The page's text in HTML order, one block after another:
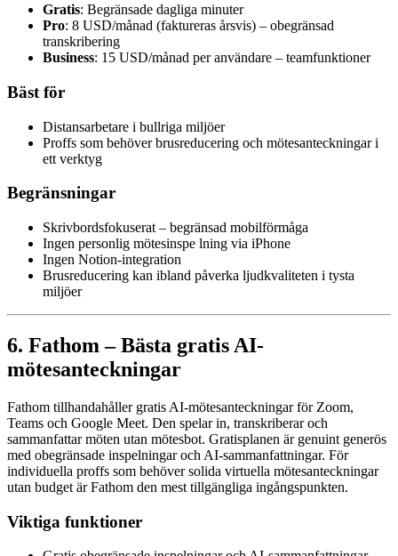
Gratis: Begränsade dagliga minuter
Pro: 8 USD/månad (faktureras årsvis) – obegränsad
transkribering
Business: 15 USD/månad per användare – teamfunktioner
Bäst för
Distansarbetare i bullriga miljöer
Proffs som behöver brusreducering och mötesanteckningar i
ett verktyg
Begränsningar
Skrivbordsfokuserat – begränsad mobilförmåga
Ingen personlig mötesinspe lning via iPhone
Ingen Notion-integration
Brusreducering kan ibland påverka ljudkvaliteten i tysta
miljöer
6. Fathom – Bästa gratis AI-
mötesanteckningar
Fathom tillhandahåller gratis AI-mötesanteckningar för Zoom,
Teams och Google Meet. Den spelar in, transkriberar och
sammanfattar möten utan mötesbot. Gratisplanen är genuint generös
med obegränsade inspelningar och AI-sammanfattningar. För
individuella proffs som behöver solida virtuella mötesanteckningar
utan budget är Fathom den mest tillgängliga ingångspunkten.
Viktiga funktioner